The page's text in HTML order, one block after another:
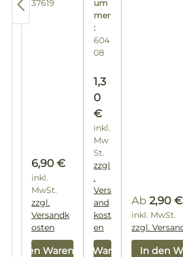
37619
Regulärer Preis:
6,90 €
inkl.
MwSt.
zzgl.
Versandk
osten
In den Warenkorb
Bö
de
n
nd
ern
der
Bie
n
um
mer
:
604
08
Regulärer Preis:
1,3
0
€
inkl.
Mw
St.
zzgl
.
Vers
and
kost
en
In den Warenkorb
Regulärer
Ab2,90 €
inkl. MwSt.
zzgl.
In den